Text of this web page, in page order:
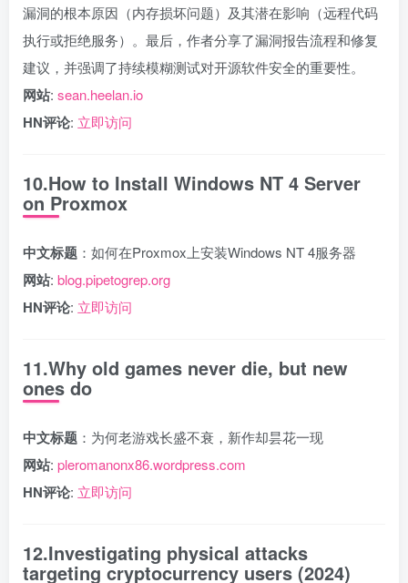
漏洞的根本原因（内存损坏问题）及其潜在影响（远程代码
执行或拒绝服务）。最后，作者分享了漏洞报告流程和修复
建议，并强调了持续模糊测试对开源软件安全的重要性。
网站: sean.heelan.io
HN评论: 立即访问
10.How to Install Windows NT 4 Server
on Proxmox
中文标题 ：如何在Proxmox上安装Windows NT 4服务器
网站: blog.pipetogrep.org
HN评论: 立即访问
11.Why old games never die, but new
ones do
中文标题 ：为何老游戏长盛不衰，新作却昙花一现
网站: pleromanonx86.wordpress.com
HN评论: 立即访问
12.Investigating physical attacks
targeting cryptocurrency users (2024)